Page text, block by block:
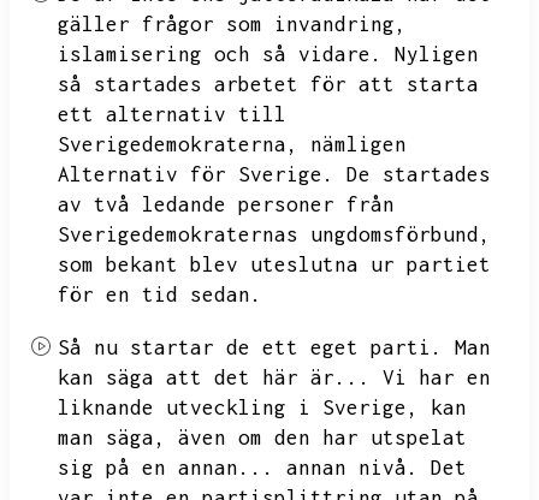
gäller frågor som invandring,
islamisering och så vidare.
Nyligen
så startades arbetet för att starta
ett alternativ till
Sverigedemokraterna,
nämligen
Alternativ för Sverige.
De startades
av två ledande personer från
Sverigedemokraternas ungdomsförbund,
som bekant blev uteslutna ur partiet
för en tid sedan.
Så nu startar de ett eget parti.
Man
kan säga att det här är...
Vi har en
liknande utveckling i Sverige,
kan
man säga,
även om den har utspelat
sig på en annan...
annan nivå.
Det